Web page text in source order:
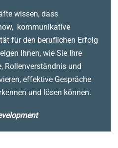
wissen, dass
kommunikative
für den beruflichen Erfolg
Ihnen, wie Sie Ihre
Rollenverständnis und
effektive Gespräche
und lösen können.